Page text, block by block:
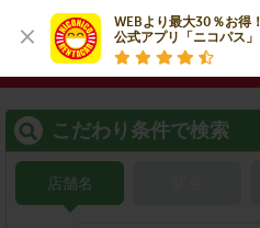
WEBより最大30％お得！
公式アプリ「ニコパス」
こだわり条件で検索
店舗名